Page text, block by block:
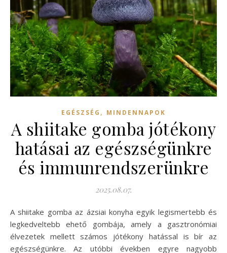
EGÉSZSÉG , MINDENNAPOK
A shiitake gomba jótékony
hatásai az egészségünkre
és immunrendszerünkre
2025.08.07.
A shiitake gomba az ázsiai konyha egyik legismertebb és
legkedveltebb ehető gombája, amely a gasztronómiai
élvezetek mellett számos jótékony hatással is bír az
egészségünkre. Az utóbbi években egyre nagyobb